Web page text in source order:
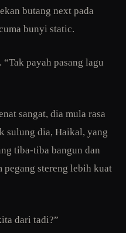
butang next pada
bunyi static.
payah pasang lagu
sangat, dia mula rasa
sulung dia, Haikal, yang
tiba-tiba bangun dan
pegang stereng lebih kuat
dari tadi?”